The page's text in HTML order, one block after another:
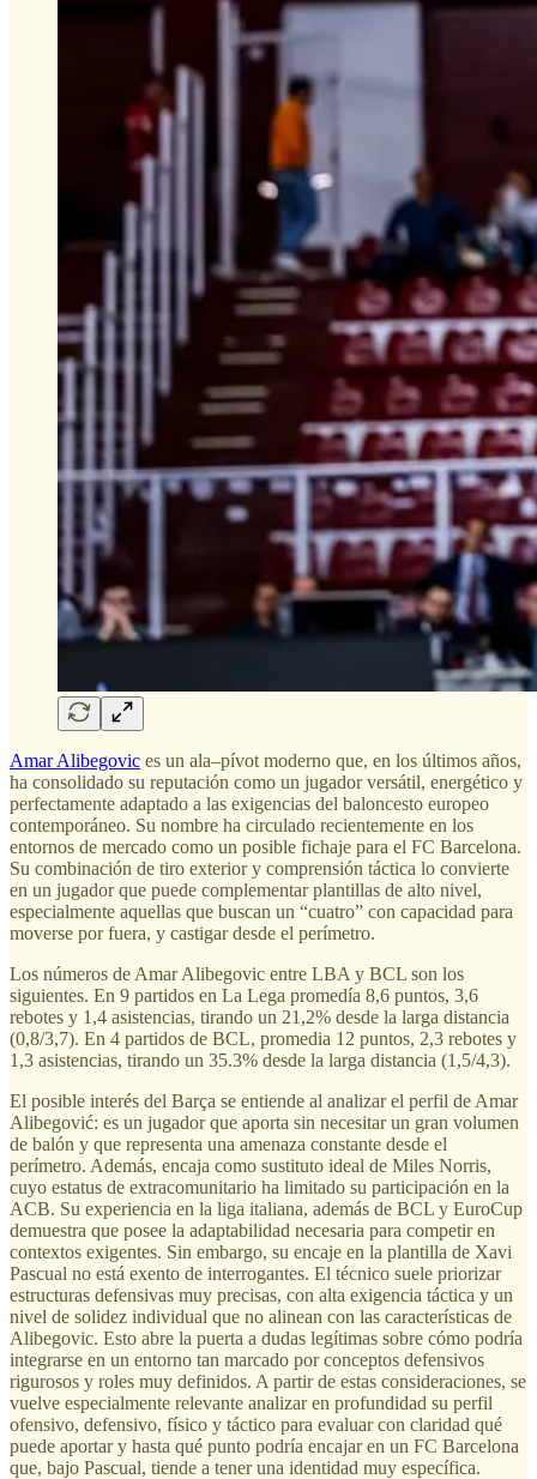
Amar Alibegovic es un ala–pívot moderno que, en los últimos años,
ha consolidado su reputación como un jugador versátil, energético y
perfectamente adaptado a las exigencias del baloncesto europeo
contemporáneo. Su nombre ha circulado recientemente en los
entornos de mercado como un posible fichaje para el FC Barcelona.
Su combinación de tiro exterior y comprensión táctica lo convierte
en un jugador que puede complementar plantillas de alto nivel,
especialmente aquellas que buscan un “cuatro” con capacidad para
moverse por fuera, y castigar desde el perímetro.
Los números de Amar Alibegovic entre LBA y BCL son los
siguientes. En 9 partidos en La Lega promedía 8,6 puntos, 3,6
rebotes y 1,4 asistencias, tirando un 21,2% desde la larga distancia
(0,8/3,7). En 4 partidos de BCL, promedia 12 puntos, 2,3 rebotes y
1,3 asistencias, tirando un 35.3% desde la larga distancia (1,5/4,3).
El posible interés del Barça se entiende al analizar el perfil de Amar
Alibegović: es un jugador que aporta sin necesitar un gran volumen
de balón y que representa una amenaza constante desde el
perímetro. Además, encaja como sustituto ideal de Miles Norris,
cuyo estatus de extracomunitario ha limitado su participación en la
ACB. Su experiencia en la liga italiana, además de BCL y EuroCup
demuestra que posee la adaptabilidad necesaria para competir en
contextos exigentes. Sin embargo, su encaje en la plantilla de Xavi
Pascual no está exento de interrogantes. El técnico suele priorizar
estructuras defensivas muy precisas, con alta exigencia táctica y un
nivel de solidez individual que no alinean con las características de
Alibegovic. Esto abre la puerta a dudas legítimas sobre cómo podría
integrarse en un entorno tan marcado por conceptos defensivos
rigurosos y roles muy definidos. A partir de estas consideraciones, se
vuelve especialmente relevante analizar en profundidad su perfil
ofensivo, defensivo, físico y táctico para evaluar con claridad qué
puede aportar y hasta qué punto podría encajar en un FC Barcelona
que, bajo Pascual, tiende a tener una identidad muy específica.